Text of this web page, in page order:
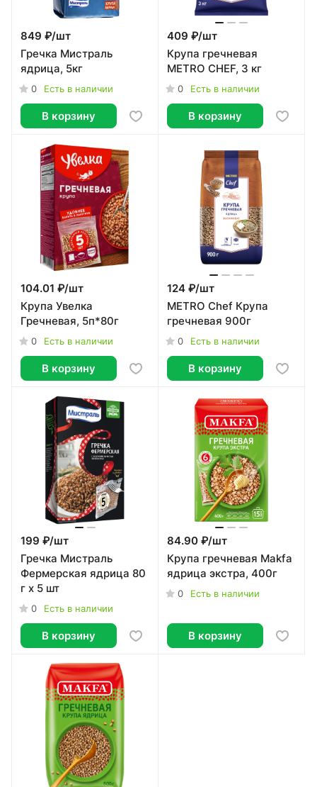
849 ₽/шт
Гречка Мистраль
ядрица, 5кг
0 Есть в наличии
В корзину
409 ₽/шт
Крупа гречневая
METRO CHEF, 3 кг
0 Есть в наличии
В корзину
104.01 ₽/шт
Крупа Увелка
Гречневая, 5п*80г
0 Есть в наличии
В корзину
124 ₽/шт
METRO Chef Крупа
гречневая 900г
0 Есть в наличии
В корзину
199 ₽/шт
Гречка Мистраль
Фермерская ядрица 80
г х 5 шт
0 Есть в наличии
В корзину
84.90 ₽/шт
Крупа гречневая Makfa
ядрица экстра, 400г
0 Есть в наличии
В корзину